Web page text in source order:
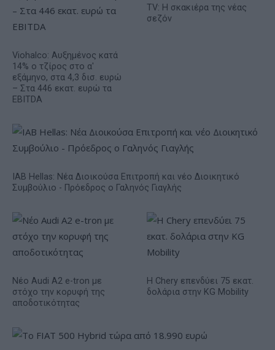
Viohalco: Αυξημένος κατά
14% ο τζίρος στο α'
εξάμηνο, στα 4,3 δισ. ευρώ
– Στα 446 εκατ. ευρώ τα
EBITDA
TV: Η σκακιέρα της νέας
σεζόν
IAB Hellas: Νέα Διοικούσα Επιτροπή και νέο Διοικητικό
Συμβούλιο - Πρόεδρος ο Γαληνός Γιαγλής
Νέο Audi A2 e-tron με
στόχο την κορυφή της
αποδοτικότητας
Η Chery επενδύει 75 εκατ.
δολάρια στην KG Mobility